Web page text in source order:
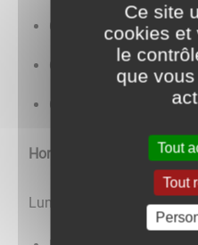
CE2: Mme GAUTHIER
CM1: Mme
CM2: Mme LUQUIN et
Horaires d'ouvertures :
Lundi, mardi, jeudi et
Ce site
cookies et
le
que
Tout
Tout